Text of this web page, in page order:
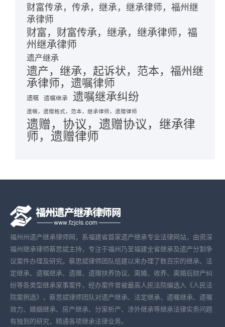
财富传承，传承，继承，继承律师，福州继
承律师
财富，财富传承，继承，继承律师，福
州继承律师
遗产继承
遗产，继承，起诉状，范本，福州继
承律师，遗嘱律师
遗嘱 遗嘱继承 遗嘱继承纠纷
遗嘱，遗赠格式，范本，继承律师，遗赠律师
遗赠，协议，遗赠协议，继承律
师，遗赠律师
福州州遗产继承律师网，系福建省首家遗产继承专业法律网站，由资深
福州继承律师蔡思斌主持，专注于福州乃至福建全省继承及遗产分割争
议案件办理及研究。蔡思斌律师团队组建以来办理了数百宗的继承、法
定继承、遗嘱继承、遗赠、遗赠扶养协议、离婚、收养、离婚后财产纠
纷等各类型继承家事案件，经办案件曾被最高人民法院编选入《人民法
院案例选》，蔡思斌律师团队对遗产继承、法定继承、遗嘱继承、遗嘱
效力、婚姻继承、房产继承、分家析产、涉外继承等继承法律实务问题
有独到的研究，精通各项继承法律业务。